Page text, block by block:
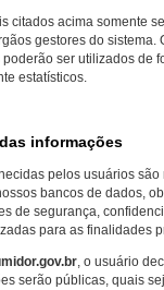
citados acima somente
gestores do sistema.
ser utilizados de
estatísticos.
informações
pelos usuários são
bancos de dados,
de segurança,
para as finalidades
, o usuário
serão públicas, quais